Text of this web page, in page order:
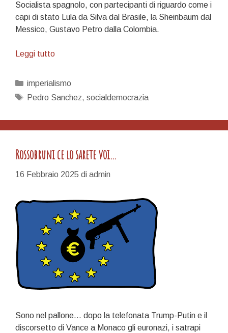
Socialista spagnolo, con partecipanti di riguardo come i
capi di stato Lula da Silva dal Brasile, la Sheinbaum dal
Messico, Gustavo Petro dalla Colombia.
Leggi tuttoPedro
Pè…
Categorie
imperialismo
Tag
Pedro Sanchez, socialdemocrazia
Rossobruni ce lo sarete voi…
16 Febbraio 2025 di admin
Sono nel pallone… dopo la telefonata Trump-Putin e il
discorsetto di Vance a Monaco gli euronazi, i satrapi